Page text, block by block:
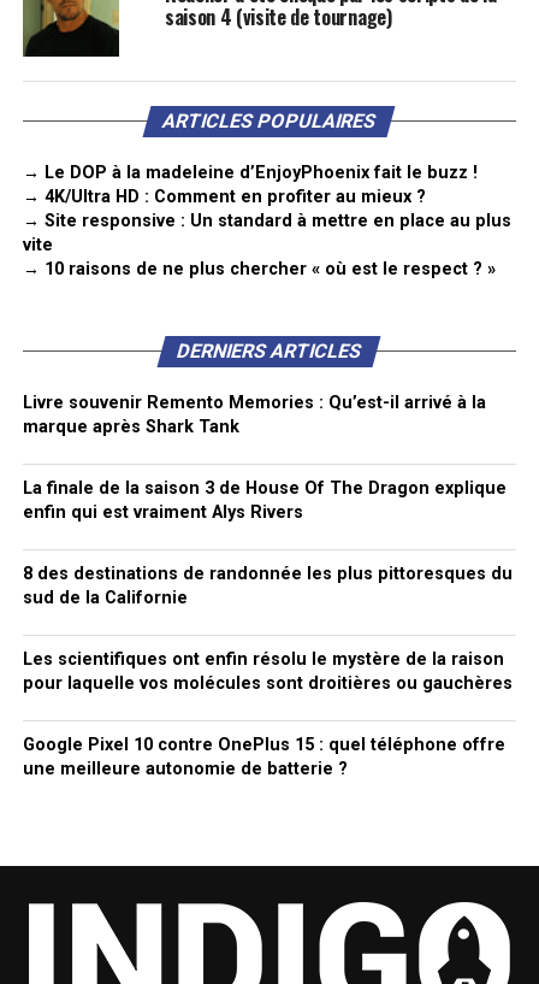
saison 4 (visite de tournage)
ARTICLES POPULAIRES
→ Le DOP à la madeleine d’EnjoyPhoenix fait le buzz !
→ 4K/Ultra HD : Comment en profiter au mieux ?
→ Site responsive : Un standard à mettre en place au plus
vite
→ 10 raisons de ne plus chercher « où est le respect ? »
DERNIERS ARTICLES
Livre souvenir Remento Memories : Qu’est-il arrivé à la
marque après Shark Tank
La finale de la saison 3 de House Of The Dragon explique
enfin qui est vraiment Alys Rivers
8 des destinations de randonnée les plus pittoresques du
sud de la Californie
Les scientifiques ont enfin résolu le mystère de la raison
pour laquelle vos molécules sont droitières ou gauchères
Google Pixel 10 contre OnePlus 15 : quel téléphone offre
une meilleure autonomie de batterie ?